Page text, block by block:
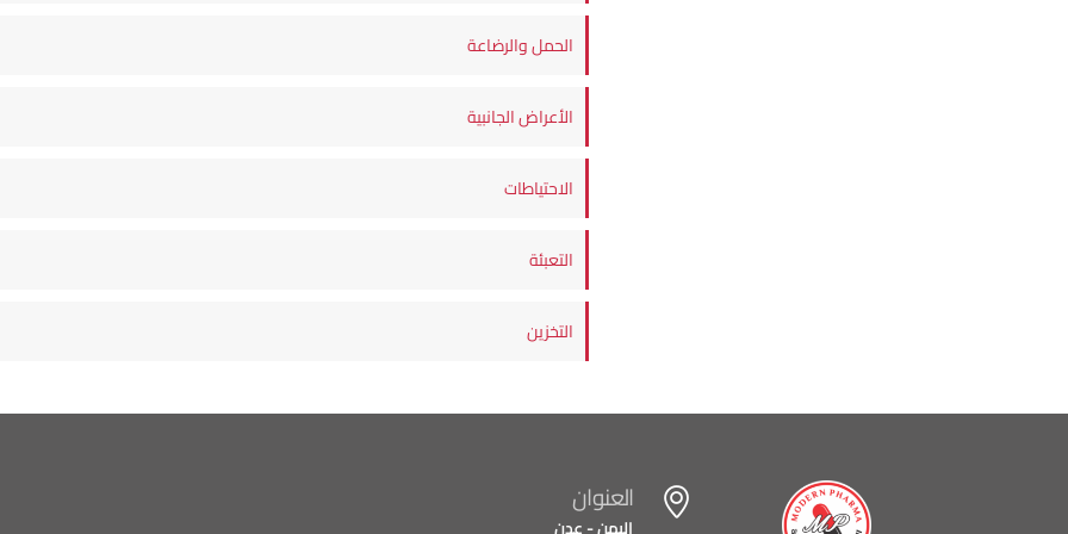
الحمل والرضاعة
الأعراض الجانبية
الاحتياطات
التعبئة
التخزين
العنوان